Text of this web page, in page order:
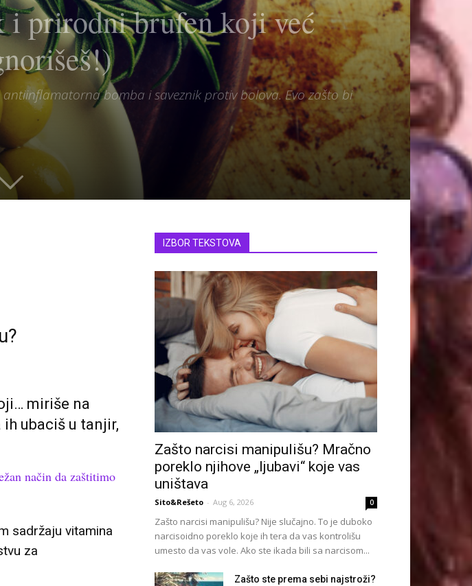
prirodni brufen koji već
bomba i saveznik protiv bolova. Evo zašto bi
miriše na
ubaciš u tanjir,
način da zaštitimo
sadržaju vitamina
za
IZBOR TEKSTOVA
Zašto narcisi manipulišu? Mračno
poreklo njihove „ljubavi“ koje vas
uništava
Sito&Rešeto - Aug 6, 2026 0
Zašto narcisi manipulišu? Nije slučajno. To je duboko
narcisoidno poreklo koje ih tera da vas kontrolišu
umesto da vas vole. Ako ste ikada bili sa narcisom...
Zašto ste prema sebi najstroži?